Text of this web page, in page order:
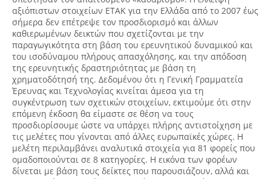
αξιόπιστων στοιχείων ΕΤΑΚ για την Ελλάδα από το 2007 έως
σήμερα δεν επέτρεψε τον προσδιορισμό και άλλων
καθιερωμένων δεικτών που σχετίζονται με την
παραγωγικότητα στη βάση του ερευνητικού δυναμικού και
του ισοδύναμου πλήρους απασχόλησης, και την απόδοση
της ερευνητικής δραστηριότητας με βάση τη
χρηματοδότησή της. Δεδομένου ότι η Γενική Γραμματεία
Έρευνας και Τεχνολογίας κινείται άμεσα για τη
συγκέντρωση των σχετικών στοιχείων, εκτιμούμε ότι στην
επόμενη έκδοση θα είμαστε σε θέση να τους
προσδιορίσουμε ώστε να υπάρχει πλήρης αντιστοίχηση με
τις μελέτες που γίνονται από άλλες ευρωπαϊκές χώρες. Η
μελέτη περιλαμβάνει αναλυτικά στοιχεία για 81 φορείς που
ομαδοποιούνται σε 8 κατηγορίες. Η εικόνα των φορέων
δίνεται με βάση τους δείκτες που παρουσιάζουν, αλλά και